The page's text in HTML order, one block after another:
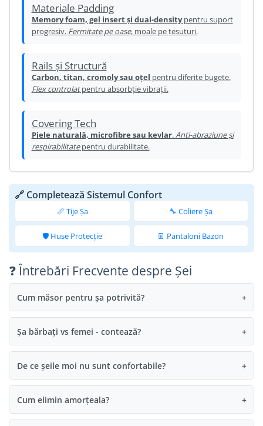
Materiale Padding
Memory foam, gel insert și dual-densitypentru suport
progresiv. Fermitate pe oase, moale pe țesuturi.
Rails și Structură
Carbon, titan, cromoly sau oțel pentru diferite bugete.
Flex controlatpentru absorbție vibrații.
Covering Tech
Piele naturală, microfibre sau kevlar. Anti-abraziune și
respirabilitatepentru durabilitate.
🔗 Completează Sistemul Confort
📏 Tije Șa 🔧 Coliere Șa
🛡️ Huse Protecție 👖 Pantaloni Bazon
❓ Întrebări Frecvente despre Șei
Cum măsor pentru șa potrivită? +
Șa bărbați vs femei - contează? +
De ce șeile moi nu sunt confortabile? +
Cum elimin amorțeala? +